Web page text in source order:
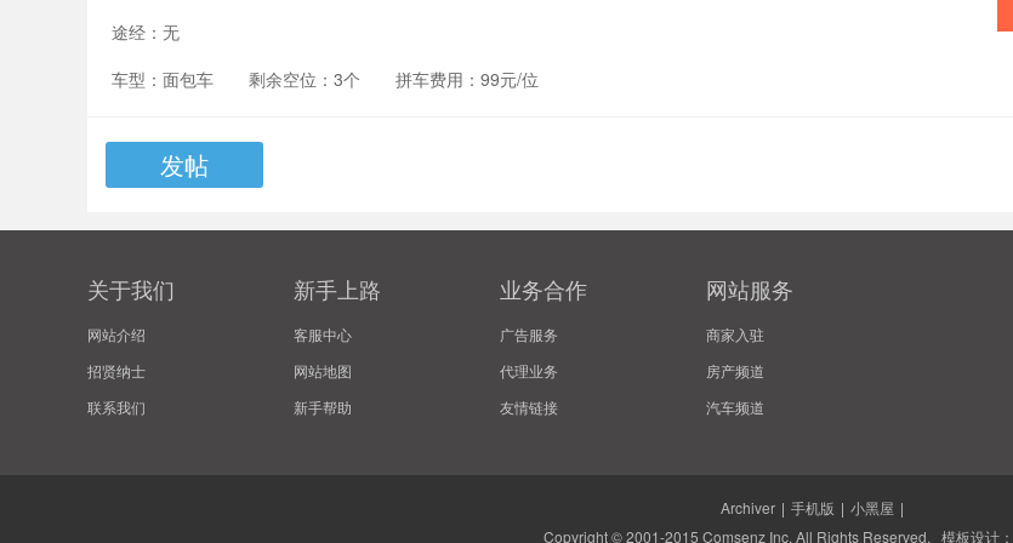
途经： 无
车型： 面包车 剩余空位： 3个 拼车费用： 99元/位
发帖
关于我们
网站介绍
招贤纳士
联系我们
新手上路
客服中心
网站地图
新手帮助
业务合作
广告服务
代理业务
友情链接
网站服务
商家入驻
房产频道
汽车频道
Archiver | 手机版 | 小黑屋 |
Copyright © 2001-2015 Comsenz Inc. All Rights Reserved. 模板设计：